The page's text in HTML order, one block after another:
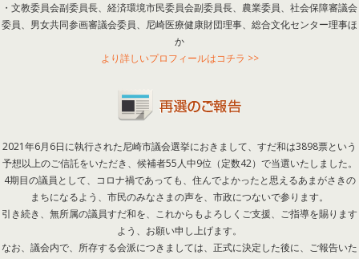
・文教委員会副委員長、経済環境市民委員会副委員長、農業委員、社会保障審議会
委員、男女共同参画審議会委員、尼崎医療健康財団理事、総合文化センター理事ほ
か
より詳しいプロフィールはコチラ >>
2021年6月6日に執行された尼崎市議会選挙におきまして、すだ和は3898票という
予想以上のご信託をいただき、候補者55人中9位（定数42）で当選いたしました。
4期目の議員として、コロナ禍であっても、住んでよかったと思えるあまがさきの
まちになるよう、市民のみなさまの声を、市政につないで参ります。
引き続き、無所属の議員すだ和を、これからもよろしくご支援、ご指導を賜ります
よう、お願い申し上げます。
なお、議会内で、所存する会派につきましては、正式に決定した後に、ご報告いた